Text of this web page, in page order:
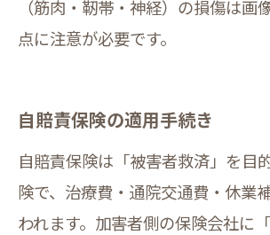
（筋肉・靭帯・神経）の損傷は画
点に注意が必要です。
自賠責保険の適用手続き
自賠責保険は「被害者救済」を目
険で、治療費・通院交通費・休業
われます。加害者側の保険会社に